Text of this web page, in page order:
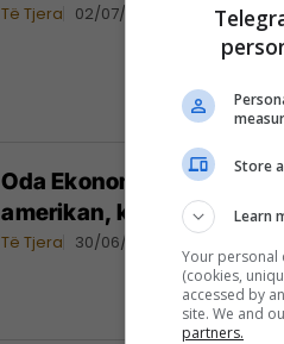
Të Tjera 02/07/2026
​Oda Ekonomike
amerikan, kritikon
Të Tjera 30/06/2026
Store
Learn
Your personal
(cookies,
accessed by
site. We and
partners.